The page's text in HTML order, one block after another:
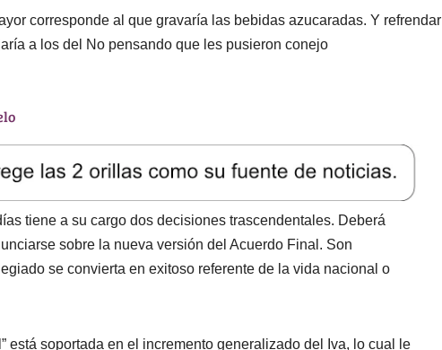
corresponde al que gravaría las bebidas azucaradas. Y refrendar
a los del No pensando que les pusieron conejo
tiene a su cargo dos decisiones trascendentales. Deberá
sobre la nueva versión del Acuerdo Final. Son
se convierta en exitoso referente de la vida nacional o
está soportada en el incremento generalizado del Iva, lo cual le